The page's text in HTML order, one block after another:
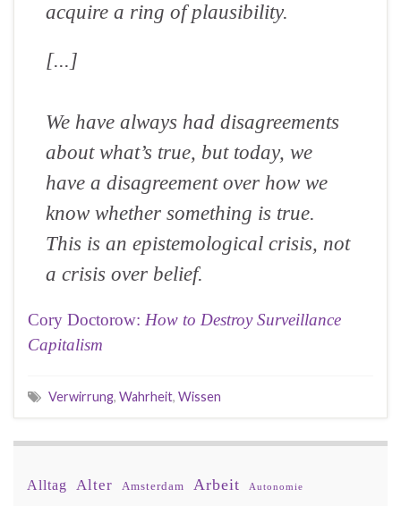
acquire a ring of plausibility.
[...]
We have always had disagreements
about what’s true, but today, we
have a disagreement over how we
know whether something is true.
This is an epistemological crisis, not
a crisis over belief.
Cory Doctorow: How to Destroy Surveillance
Capitalism
Verwirrung, Wahrheit, Wissen
Alltag Alter Amsterdam Arbeit Autonomie